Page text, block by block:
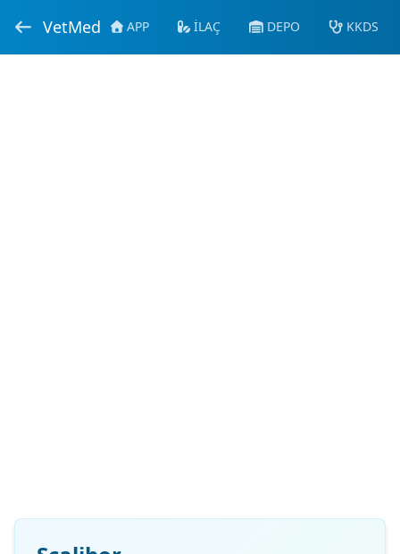
VetMed APP İLAÇ DEPO KKDS